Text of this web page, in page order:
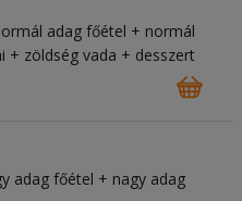
adag főétel + normál
+ zöldség vada + desszert
adag főétel + nagy adag